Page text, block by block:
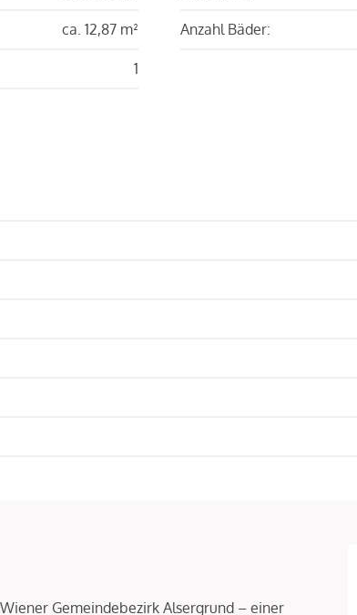
ca. 12,87 m²
1
Anzahl Bäder:
Gemeindebezirk Alsergrund – einer